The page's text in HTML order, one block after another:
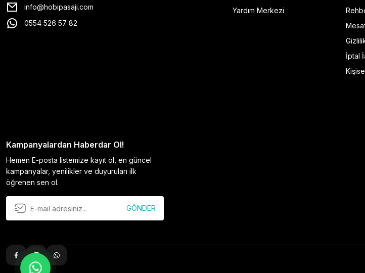
info@hobipasaji.com
0554 526 57 82
Yardım Merkezi
İptal
Kampanyalardan Haberdar Ol!
Hemen E-posta listemize kayıt ol, en güncel
kampanyalar, yenilikler ve duyuruları ilk
öğrenen sen ol.
GÖNDER